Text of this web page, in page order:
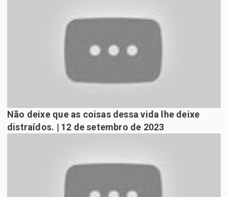
Não deixe que as coisas dessa vida lhe deixe
distraídos. | 12 de setembro de 2023